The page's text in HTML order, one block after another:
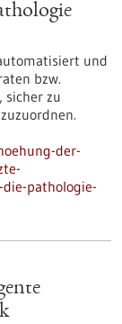
und
bzw.
sicher zu
der-
pathologie-